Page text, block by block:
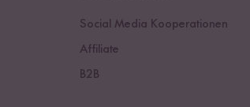
Social Media Kooperationen
Affiliate
B2B